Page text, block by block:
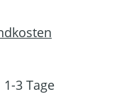
3 Tage